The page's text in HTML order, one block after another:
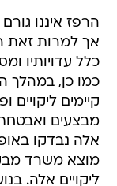
הרפז איננו
אך למרות זאת
כלל עדויותיו
כמו כן, במהלך
קיימים
מבצעים
אלה נבדקו
מוצא משרד
ליקויים אלה.